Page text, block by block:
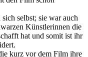
selbst; sie war auch
Künstlerinnen die
hat und somit ist ihr
kurz vor dem Film ihre